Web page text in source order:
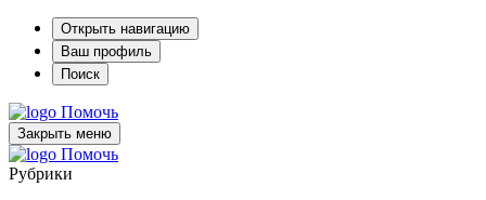
Открыть навигацию
Ваш профиль
Поиск
Помочь
Закрыть меню
Помочь
Рубрики